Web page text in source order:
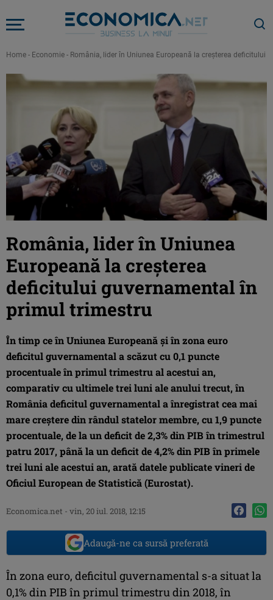
Home - Economie - România, lider în Uniunea Europeană la creşterea deficitului
România, lider în Uniunea
Europeană la creşterea
deficitului guvernamental în
primul trimestru
În timp ce în Uniunea Europeană şi în zona euro
deficitul guvernamental a scăzut cu 0,1 puncte
procentuale în primul trimestru al acestui an,
comparativ cu ultimele trei luni ale anului trecut, în
România deficitul guvernamental a înregistrat cea mai
mare creştere din rândul statelor membre, cu 1,9 puncte
procentuale, de la un deficit de 2,3% din PIB în trimestrul
patru 2017, până la un deficit de 4,2% din PIB în primele
trei luni ale acestui an, arată datele publicate vineri de
Oficiul European de Statistică (Eurostat).
Economica.net - vin, 20 iul. 2018, 12:15
Adaugă-ne ca sursă preferată
În zona euro, deficitul guvernamental s-a situat la
0,1% din PIB în primul trimestru din 2018, în